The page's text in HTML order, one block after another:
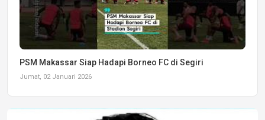
PSM Makassar Siap Hadapi Borneo FC di Segiri
Jumat, 02 Januari 2026